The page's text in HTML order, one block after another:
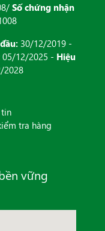
Số chứng nhận
30/12/2019 -
05/12/2025 - Hiệu
tra hàng
vững